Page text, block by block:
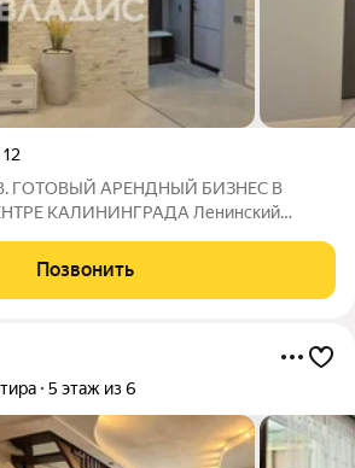
12
ГОТОВЫЙ АРЕНДНЫЙ БИЗНЕС В
Ленинский
доход с первого дня владения.
объект
Позвонить
5 этаж из 6